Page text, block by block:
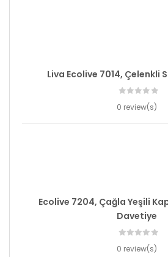
Liva Ecolive 7014, Çelenkli
0 review(s)
Ecolive 7204, Çağla Yeşili
Davetiye
0 review(s)